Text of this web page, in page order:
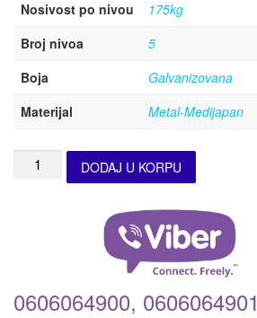
Nosivost po nivou
175kg
Broj nivoa
5
Boja
Galvanizovana
Materijal
Metal-Medijapan
DODAJ U KORPU
0606064900, 0606064901